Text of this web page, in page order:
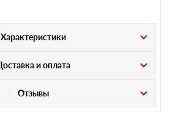
Характеристики
и оплата
Отзывы